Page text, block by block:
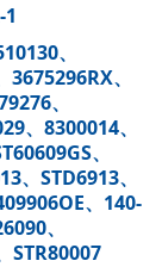
、
、
、
、8300014、
、
、STD6913、
、140-
、
STR80007